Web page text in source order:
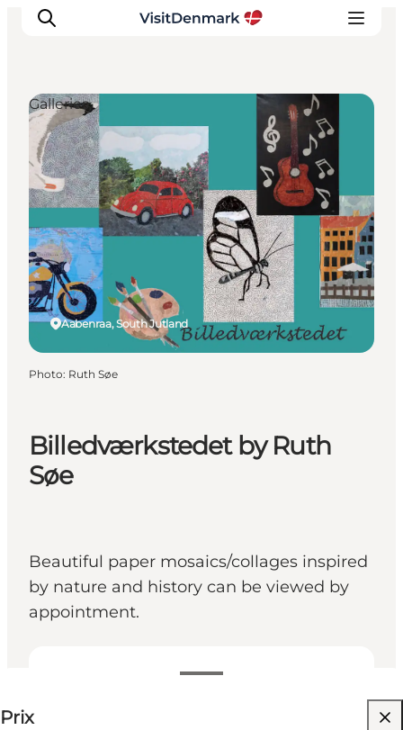
Inspirations
Destinations
Quoi faire
Hébergements
Planifiez votre voyage
Billedværkstedet by Ruth
Søe
Beautiful paper mosaics/collages inspired
by nature and history can be viewed by
appointment.
Prix
Aabenraa, South Jutland
Galleries
Photo: Ruth Søe